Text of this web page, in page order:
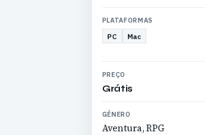
PLATAFORMAS
PC Mac
PREÇO
Grátis
GÉNERO
Aventura, RPG